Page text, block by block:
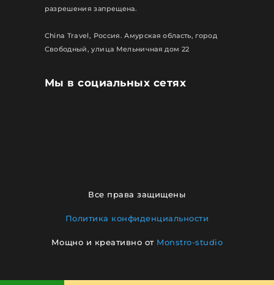
Мы в социальных сетях
разрешения запрещена.
China Travel, Россия. Амурская область, город
Свободный, улица Мельничная дом 22
Все права защищены
Политика конфиденциальности
Мощно и креативно от Monstro-studio